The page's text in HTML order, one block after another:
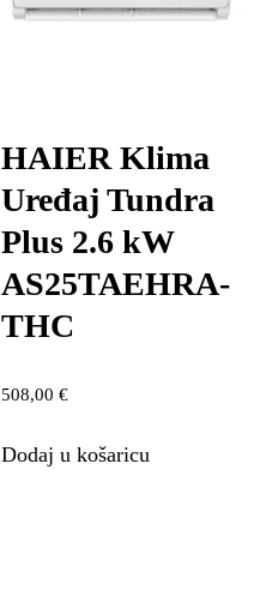
HAIER Klima
Uređaj Tundra
Plus 2.6 kW
AS25TAEHRA-
THC
508,00€
Dodaj u košaricu